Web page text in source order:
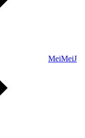
MeiMeiJ